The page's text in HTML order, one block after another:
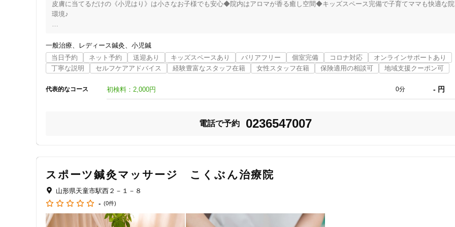
皮膚に当てるだけの《小児はり》は小さなお子様でも安心◆院内はアロマが香る癒し空間◆キッズスペース完備で子育てママも快適な
環境♪
カラダとココロを整える！
子育てに疲れた時はお子様と一緒にご来院ください♪
・・‥…―━━━━━━━━━━━━━━━━━◆◇◆
【白田はり灸院】は、
キッズスペースを完備した
思い立った時に
いつでも気軽にお越しください。
一般治療 レディース鍼灸
小児鍼
当日予約
ネット予約 送迎あり キッズスペースあり バリアフリー 個室完備 コロナ対応
オンラインサポートあり
丁寧な説明
セルフケアアドバイス 経験豊富なスタッフ在籍 女性スタッフ在籍 保険適用の相談可 地域支援クーポン可
代表的なコース 初検料：2,000円 0分 - 円
電話で予約 0236547007
スポーツ鍼灸マッサージ こくぶん治療院
山形県天童市駅西２－１－８
- (0件)